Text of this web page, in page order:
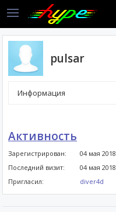
pulsar
Информация
Активность
Зарегистрирован:
04 мая
Последний визит:
04 мая
Пригласил:
diver4d